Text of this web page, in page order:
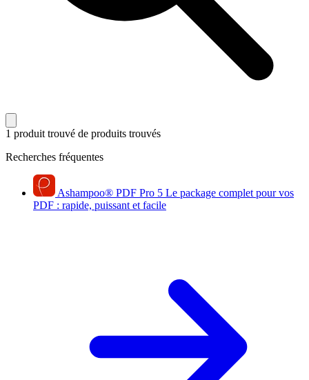
1 produit trouvé de produits trouvés
Recherches fréquentes
Ashampoo® PDF Pro 5 Le package complet pour vos
PDF : rapide, puissant et facile